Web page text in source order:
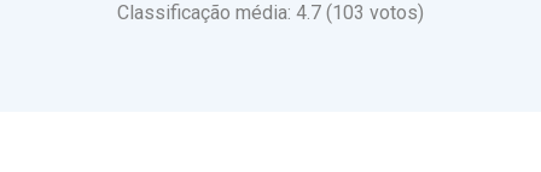
Classificação média: 4.7 (103 votos)